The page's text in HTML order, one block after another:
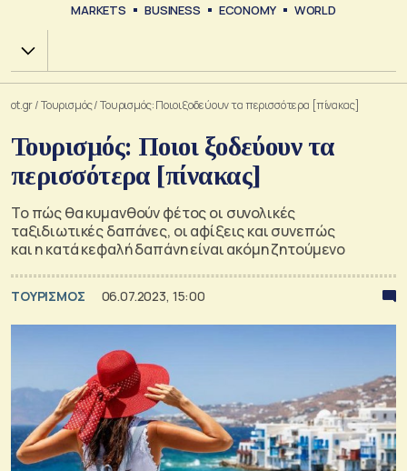
MARKETS BUSINESS ECONOMY WORLD
Χ.Α.
ot.gr/Τουρισμός/Τουρισμός: Ποιοι ξοδεύουν τα περισσότερα [πίνακας]
Τουρισμός: Ποιοι ξοδεύουν τα
περισσότερα [πίνακας]
Το πώς θα κυμανθούν φέτος οι συνολικές
ταξιδιωτικές δαπάνες, οι αφίξεις και συνεπώς
και η κατά κεφαλή δαπάνη είναι ακόμη ζητούμενο
ΤΟΥΡΙΣΜΟΣ 06.07.2023, 15:00